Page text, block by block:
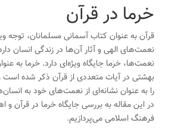
خرما در قرآن
قرآن به عنوان کتاب آسمانی مسلمانان، توجه
نعمت‌های الهی و آثار آن‌ها در زندگی انسان
نعمت‌ها، خرما جایگاه ویژه‌ای دارد. خرما به
بهشتی در آیات متعددی از قرآن ذکر شده است
را به عنوان نشانه‌ای از نعمت‌های خود به
در این مقاله به بررسی جایگاه خرما در قرآن و
فرهنگ اسلامی می‌پردازیم.